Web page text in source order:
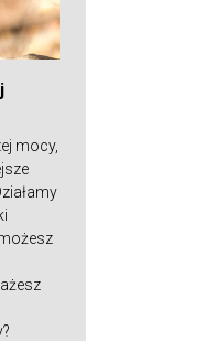
mocy,